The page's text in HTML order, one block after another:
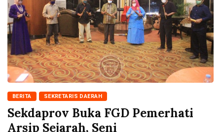
BERITA SEKRETARIS DAERAH
Sekdaprov Buka FGD Pemerhati
Arsip Sejarah, Seni